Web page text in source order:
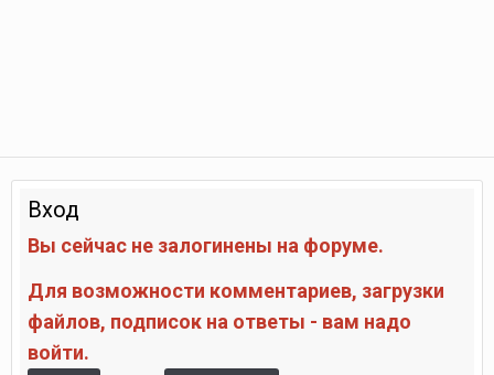
Вход
Вы сейчас не залогинены на форуме.
Для возможности комментариев, загрузки
файлов, подписок на ответы - вам надо
войти.